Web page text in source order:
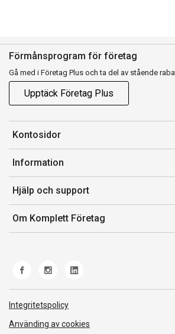
Förmånsprogram för företag
Gå med i Företag Plus och ta del av stående
Upptäck Företag Plus
Kontosidor
Mina sidor
Orderhistorik
Fakturor & Kvitton
Inköpslistor
Information
Försäljningsvillkor
Villkor för Komplett Företag Plus
Felsökning & guider
Hjälp och support
Kontakta oss
Kundservice
Frakt och leverans
Om Komplett Företag
Integritetspolicy
Använding av cookies